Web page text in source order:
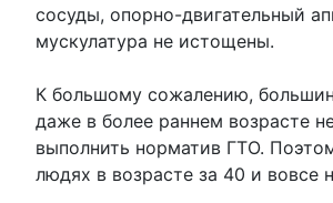
сосуды, опорно-двигательный
мускулатура не истощены.
К большому сожалению,
даже в более раннем возрасте
выполнить норматив ГТО.
людях в возрасте за 40 и вовсе